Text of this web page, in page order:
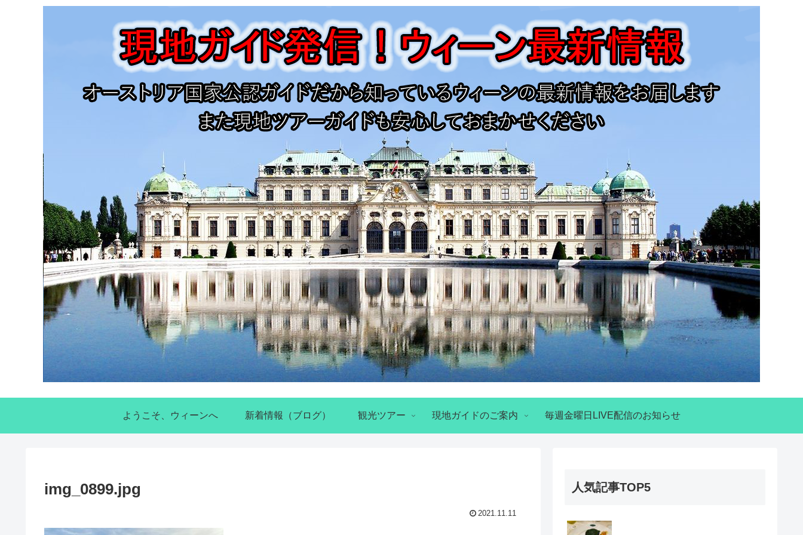
ようこそ、ウィーンへ 新着情報（ブログ） 観光ツアー 現地ガイドのご案内 毎週金曜日LIVE配信のお知らせ
img_0899.jpg
2021.11.11
人気記事TOP5